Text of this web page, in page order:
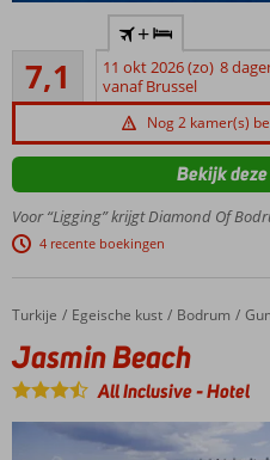
het
strand
op zee
en het
kasteel
van
Bodrum
Een
heerlijk
spa
center
Fijn
zwembad
7,1
Voldoende/goed
44
beoordelingen
+
11 okt 2026 (zo) 8
vanaf Brussel
Nog 2 kamer(s)
Voor “Ligging” krijgt Diamond Of
4 recente boekingen
Bekijk
Home
Turkije Egeische kust Bodrum
Jasmin Beach
Jasmin Beach
All Inclusive-Hotel